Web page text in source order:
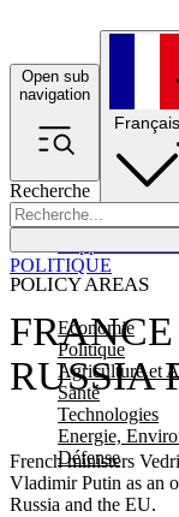
Open sub
navigation
Recherche
POLICY AREAS
Economie
Politique
Agriculture et
Santé
Technologies
Energie,
Défense
Français
RUSSIA
French ministers
Vladimir Putin as an
Russia and the EU.
POLITIQUE